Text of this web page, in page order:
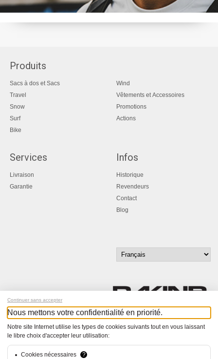
Produits
Sacs à dos et Sacs
Travel
Snow
Surf
Bike
Wind
Vêtements et Accessoires
Promotions
Actions
Services
Livraison
Garantie
Infos
Historique
Revendeurs
Contact
Blog
© Bucher+Walt 2011-2026
Tous droits réservés - Informations non contractuelles
Continuer sans accepter
Nous mettons votre confidentialité en priorité.
Notre site Internet utilise les types de cookies suivants tout en vous laissant
le libre choix d'accepter leur utilisation:
Cookies nécessaires ?